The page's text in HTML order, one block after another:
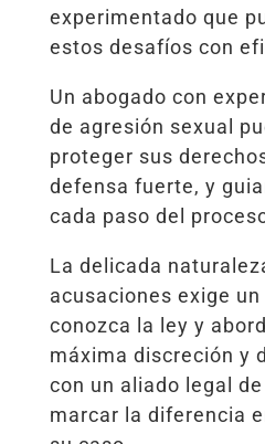
experimentado que
estos desafíos con
Un abogado con
de agresión sexual
proteger sus
defensa fuerte, y
cada paso del
La delicada
acusaciones exige
conozca la ley y
máxima discreción y
con un aliado legal
marcar la diferencia